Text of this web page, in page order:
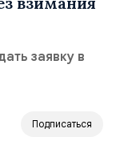
заявку в
Подписаться